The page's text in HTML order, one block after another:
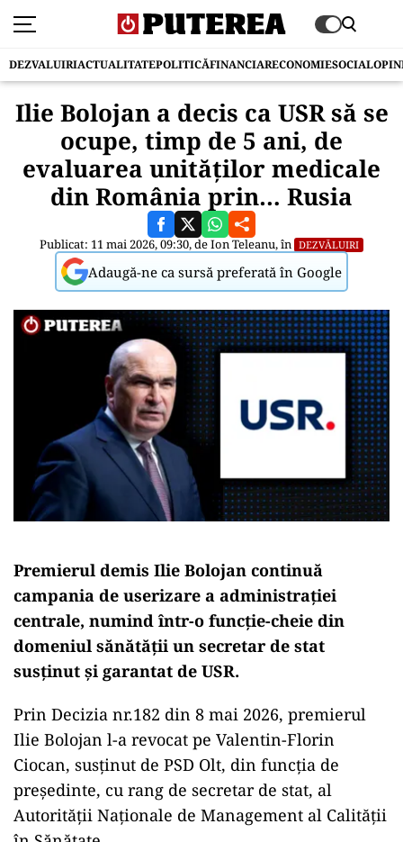
DEZVALUIRIACTUALITATEPOLITICĂFINANCIARECONOMIESOCIAL
Ilie Bolojan a decis ca USR să se
ocupe, timp de 5 ani, de
evaluarea unităților medicale
din România prin… Rusia
Publicat: 11 mai 2026, 09:30, deIon Teleanu, în DEZVĂLUIRI
Adaugă-ne ca sursă preferată în Google
Premierul demis Ilie Bolojan continuă
campania de userizare a administrației
centrale, numind într-o funcție-cheie din
domeniul sănătății un secretar de stat
susținut și garantat de USR.
Prin Decizia nr.182 din 8 mai 2026, premierul
Ilie Bolojan l-a revocat pe Valentin-Florin
Ciocan, susținut de PSD Olt, din funcția de
președinte, cu rang de secretar de stat, al
Autorității Naționale de Management al Calității